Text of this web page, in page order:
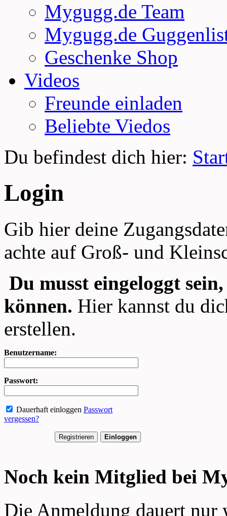
Mygugg.de Team
Mygugg.de
Geschenke Shop
Videos
Freunde einladen
Beliebte Viedos
Du befindest dich hier:
Login
Gib hier deine
achte auf Groß- und
Du musst eingeloggt
können. Hier kannst du
erstellen.
Benutzername:
Passwort:
Dauerhaft einloggen Passwort
vergessen?
Noch kein Mitglied bei
Die Anmeldung dauert